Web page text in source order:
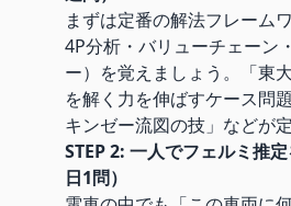
まずは定番の解法フレーム
4P分析・バリューチェーン
ー）を覚えましょう。「東
を解く力を伸ばすケース問
キンゼー流図の技」などが
STEP 2: 一人でフェルミ推
日1問）